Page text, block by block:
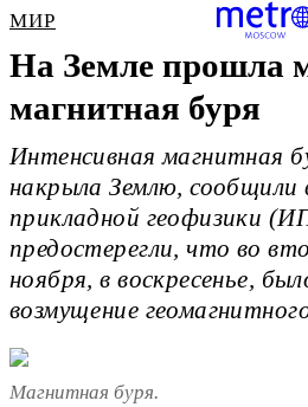
МИР
На Земле прошла
магнитная буря
Интенсивная магнитная
накрыла Землю,
прикладной геофизики
предостерегли, что во
ноября, в воскресенье,
возмущение
Магнитная буря.